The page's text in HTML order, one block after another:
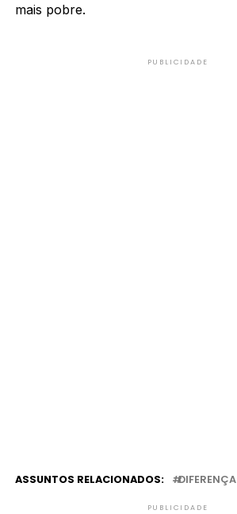
mais pobre.
PUBLICIDADE
ASSUNTOS RELACIONADOS: DIFERENÇA
PUBLICIDADE